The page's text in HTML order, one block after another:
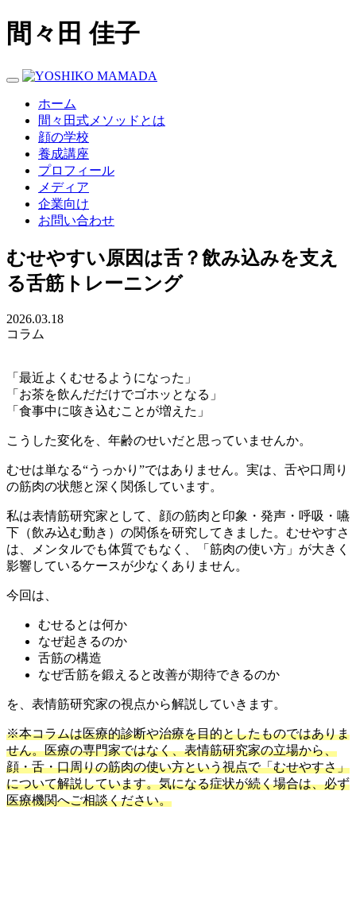
間々田 佳子
Toggle navigation
ホーム
間々田式メソッドとは
顔の学校
養成講座
プロフィール
メディア
企業向け
お問い合わせ
むせやすい原因は舌？飲み込みを支え
る舌筋トレーニング
2026.03.18
コラム
「最近よくむせるようになった」
「お茶を飲んだだけでゴホッとなる」
「食事中に咳き込むことが増えた」
こうした変化を、年齢のせいだと思っていませんか。
むせは単なる“うっかり”ではありません。実は、舌や口周り
の筋肉の状態と深く関係しています。
私は表情筋研究家として、顔の筋肉と印象・発声・呼吸・嚥
下（飲み込む動き）の関係を研究してきました。むせやすさ
は、メンタルでも体質でもなく、「筋肉の使い方」が大きく
影響しているケースが少なくありません。
今回は、
むせるとは何か
なぜ起きるのか
舌筋の構造
なぜ舌筋を鍛えると改善が期待できるのか
を、表情筋研究家の視点から解説していきます。
※本コラムは医療的診断や治療を目的としたものではありま
せん。医療の専門家ではなく、表情筋研究家の立場から、
顔・舌・口周りの筋肉の使い方という視点で「むせやすさ」
について解説しています。気になる症状が続く場合は、必ず
医療機関へご相談ください。